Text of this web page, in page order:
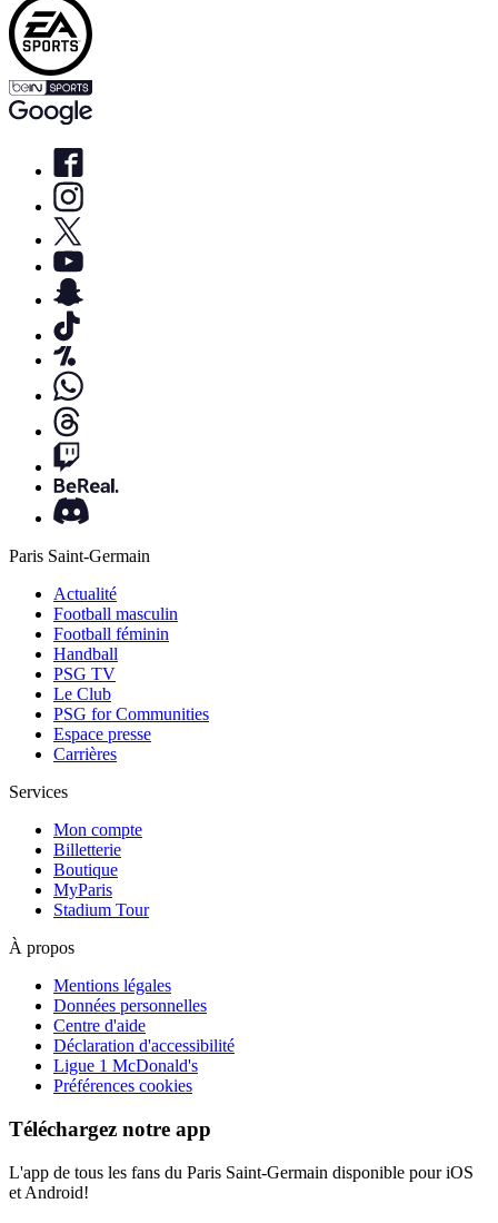
Paris Saint-Germain
Actualité
Football masculin
Football féminin
Handball
PSG TV
Le Club
PSG for Communities
Espace presse
Carrières
Services
Mon compte
Billetterie
Boutique
MyParis
Stadium Tour
À propos
Mentions légales
Données personnelles
Centre d'aide
Déclaration d'accessibilité
Ligue 1 McDonald's
Préférences cookies
Téléchargez notre app
L'app de tous les fans du Paris Saint-Germain disponible pour iOS
et Android!